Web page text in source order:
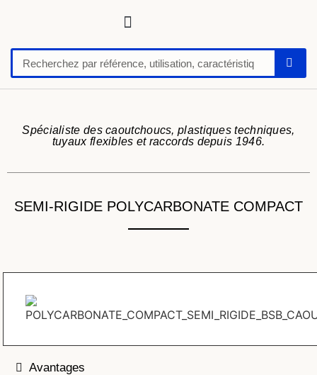
Spécialiste des caoutchoucs, plastiques techniques,
tuyaux flexibles et raccords depuis 1946.
SEMI-RIGIDE POLYCARBONATE COMPACT
Avantages